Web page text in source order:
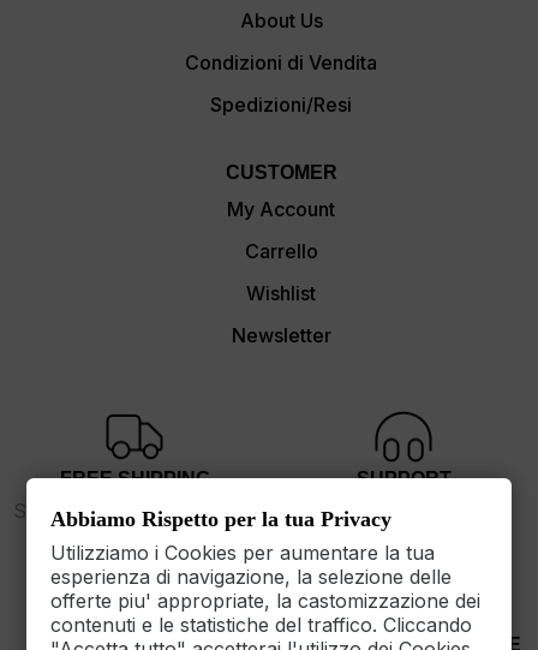
About Us
Condizioni di Vendita
Spedizioni/Resi
CUSTOMER
My Account
Carrello
Wishlist
Newsletter
FREE SHIPPING
Spedizione gratuita sopra i
SUPPORT
dalle 9 alle 17
30 DAYS RETURN 100% PAYMENT SECURE
Abbiamo Rispetto per la tua Privacy
Utilizziamo i Cookies per aumentare la tua
esperienza di navigazione, la selezione delle
offerte piu' appropriate, la castomizzazione dei
contenuti e le statistiche del traffico. Cliccando